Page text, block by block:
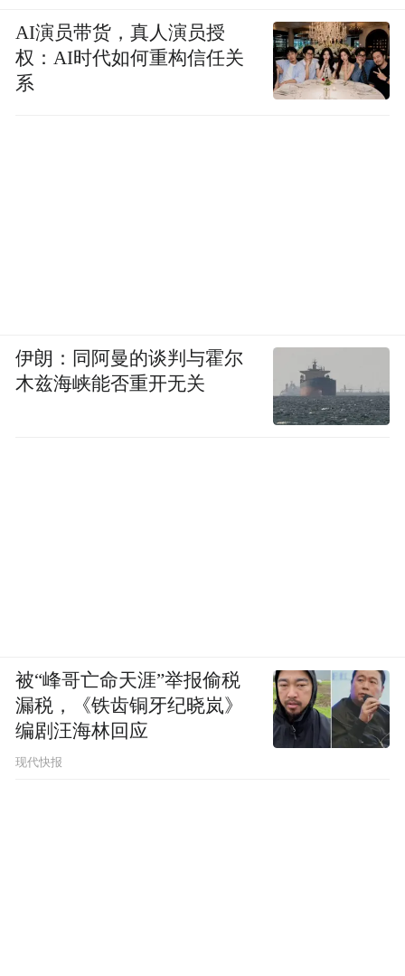
AI演员带货，真人演员授
权：AI时代如何重构信任关
系
伊朗：同阿曼的谈判与霍尔
木兹海峡能否重开无关
被“峰哥亡命天涯”举报偷税
漏税，《铁齿铜牙纪晓岚》
编剧汪海林回应
现代快报